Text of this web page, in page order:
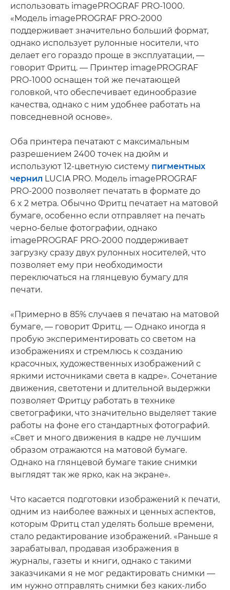
использовать imagePROGRAF PRO-1000.
«Модель imagePROGRAF PRO-2000
поддерживает значительно больший формат,
однако использует рулонные носители, что
делает его гораздо проще в эксплуатации, —
говорит Фритц. — Принтер imagePROGRAF
PRO-1000 оснащен той же печатающей
головкой, что обеспечивает единообразие
качества, однако с ним удобнее работать на
повседневной основе».
Оба принтера печатают с максимальным
разрешением 2400 точек на дюйм и
используют 12-цветную систему пигментных
чернил LUCIA PRO. Модель imagePROGRAF
PRO-2000 позволяет печатать в формате до
6 x 2 метра. Обычно Фритц печатает на матовой
бумаге, особенно если отправляет на печать
черно-белые фотографии, однако
imagePROGRAF PRO-2000 поддерживает
загрузку сразу двух рулонных носителей, что
позволяет ему при необходимости
переключаться на глянцевую бумагу для
печати.
«Примерно в 85% случаев я печатаю на матовой
бумаге, — говорит Фритц. — Однако иногда я
пробую экспериментировать со светом на
изображениях и стремлюсь к созданию
красочных, художественных изображений с
яркими источниками света в кадре». Сочетание
движения, светотени и длительной выдержки
позволяет Фритцу работать в технике
светографики, что значительно выделяет такие
работы на фоне его стандартных фотографий.
«Свет и много движения в кадре не лучшим
образом отражаются на матовой бумаге.
Однако на глянцевой бумаге такие снимки
выглядят так же ярко, как на экране».
Что касается подготовки изображений к печати,
одним из наиболее важных и ценных аспектов,
которым Фритц стал уделять больше времени,
стало редактирование изображений. «Раньше я
зарабатывал, продавая изображения в
журналы, газеты и книги, однако с такими
заказчиками я не мог редактировать снимки —
им нужно отправлять снимки без каких-либо